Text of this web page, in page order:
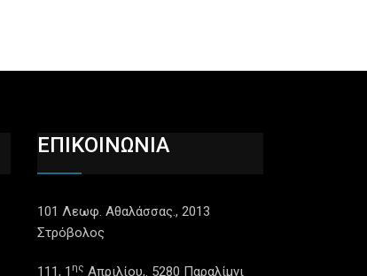
ΕΠΙΚΟΙΝΩΝΙΑ
101 Λεωφ. Αθαλάσσας., 2013
Στρόβολος
111, 1 ης Απριλίου,. 5280 Παραλίμνι